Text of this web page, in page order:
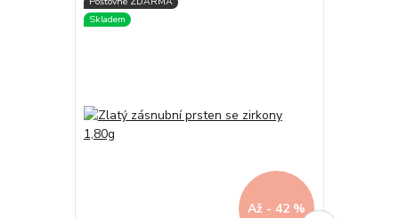
Až - 42 %